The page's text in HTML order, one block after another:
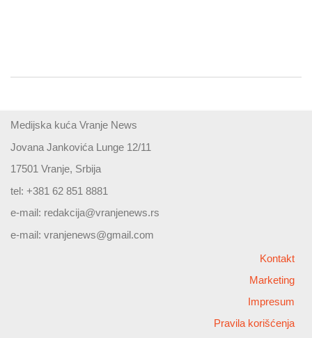
Medijska kuća Vranje News
Jovana Jankovića Lunge 12/11
17501 Vranje, Srbija
tel: +381 62 851 8881
e-mail: redakcija@vranjenews.rs
e-mail: vranjenews@gmail.com
Kontakt
Marketing
Impresum
Pravila korišćenja